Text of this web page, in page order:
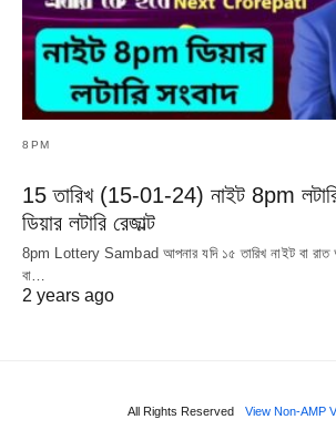
8PM
15 তারিখ (15-01-24) নাইট 8pm
ডিয়ার লটারি রেজাল্ট
8pm Lottery Sambad আপনার যদি ১৫ তারিখ নাইট বা রাত
বা…
2 years ago
All Rights Reserved View Non-AMP